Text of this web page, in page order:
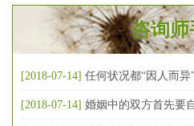
咨询师
[2018-07-14] 任何状况都“因人而异
[2018-07-14] 婚姻中的双方首先要